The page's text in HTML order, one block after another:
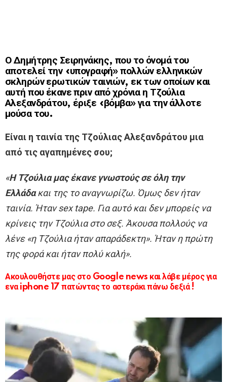
Ο Δημήτρης Σειρηνάκης, που το όνομά του
αποτελεί την «υπογραφή» πολλών ελληνικών
σκληρών ερωτικών ταινιών, εκ των οποίων και
αυτή που έκανε πριν από χρόνια η Τζούλια
Αλεξανδράτου, έριξε «βόμβα» για την άλλοτε
μούσα του.
Είναι η ταινία της Τζούλιας Αλεξανδράτου μια
από τις αγαπημένες σου;
«Η Τζούλια μας έκανε γνωστούς σε όλη την
Ελλάδακαι της το αναγνωρίζω. Όμως δεν ήταν
ταινία. Ήταν sex tape. Για αυτό και δεν μπορείς να
κρίνεις την Τζούλια στο σεξ. Άκουσα πολλούς να
λένε «η Τζούλια ήταν απαράδεκτη». Ήταν η πρώτη
της φορά και ήταν πολύ καλή».
Ακουλουθήστε μας στο Google news και λάβε μέρος για
ενα iphone 17 πατώντας το αστεράκι πάνω δεξιά !